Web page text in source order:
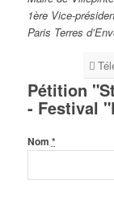
1ère Vice-
Paris Terres
Pétition
- Festival
Nom *